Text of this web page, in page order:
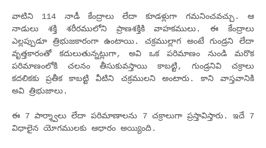
వాటిని 114 నాడీ కేంద్రాలు లేదా కూడళ్లుగా గమనించవచ్చు. ఆ
నాడులు శక్తి శరీరములోని ప్రాణశక్తికి వాహకములు. ఈ కేంద్రాలు
ఎల్లప్పుడూ త్రిభుజకారంగా ఉంటాయి. చక్రముల్లాగ అంటే గుండ్రని లేదా
వృత్తకారంతో కదులుతున్నట్లుగా, అవి ఒక పరిమాణం నుండి మరొక
పరిమాణంలోకి చలనం తీసుకువస్తాయి కాబట్టి, గుండ్రనివి చక్రాలు
కదలికకు ప్రతీక కాబట్టి వీటిని చక్రములని అంటారు. కాని వాస్తవానికి
అవి త్రిభుజాలు.
ఈ 7 పార్శ్వాలు లేదా పరిమాణాలను 7 చక్రాలుగా ప్రస్తావిస్తారు. ఇదే 7
విధాలైన యోగములకు ఆధారం అయ్యింది.